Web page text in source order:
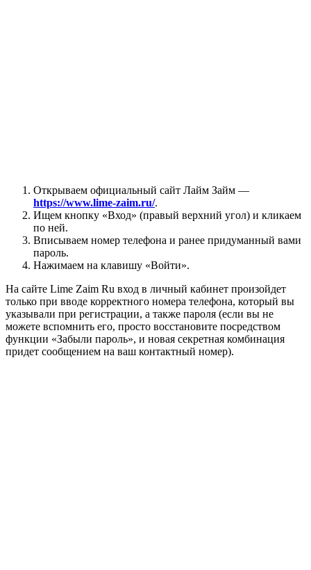
Открываем официальный сайт Лайм Займ —
https://www.lime-zaim.ru/.
Ищем кнопку «Вход» (правый верхний угол) и кликаем
по ней.
Вписываем номер телефона и ранее придуманный вами
пароль.
Нажимаем на клавишу «Войти».
На сайте Lime Zaim Ru вход в личный кабинет произойдет
только при вводе корректного номера телефона, который вы
указывали при регистрации, а также пароля (если вы не
можете вспомнить его, просто восстановите посредством
функции «Забыли пароль», и новая секретная комбинация
придет сообщением на ваш контактный номер).